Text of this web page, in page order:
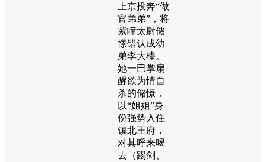
上京投奔“做
官弟弟”，将
紫瞳太尉储
憬错认成幼
弟李大棒。
她一巴掌扇
醒欲为情自
杀的储憬，
以“姐姐”身
份强势入住
镇北王府，
对其呼来喝
去（踢剑、